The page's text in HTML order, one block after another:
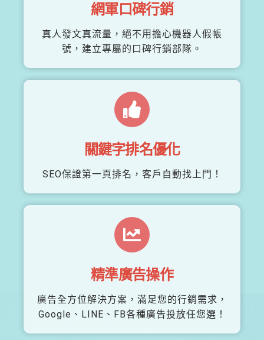
網軍口碑行銷
真人發文真流量，絕不用擔心機器人假帳
號，建立專屬的口碑行銷部隊。
關鍵字排名優化
SEO保證第一頁排名，客戶自動找上門！
精準廣告操作
廣告全方位解決方案，滿足您的行銷需求，
Google、LINE、FB各種廣告投放任您選！